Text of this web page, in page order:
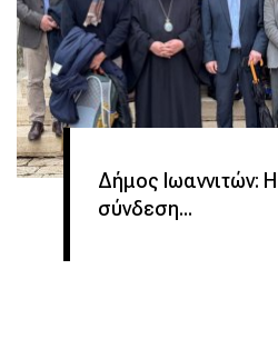
Δήμος Ιωαννιτών:
σύνδεση...